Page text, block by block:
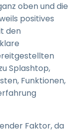
oben und die
positives
den
Splashtop,
Funktionen,
Faktor, da